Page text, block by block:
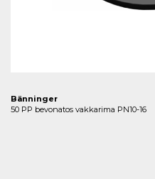
Bänninger
50 PP bevonatos vakkarima PN10-16